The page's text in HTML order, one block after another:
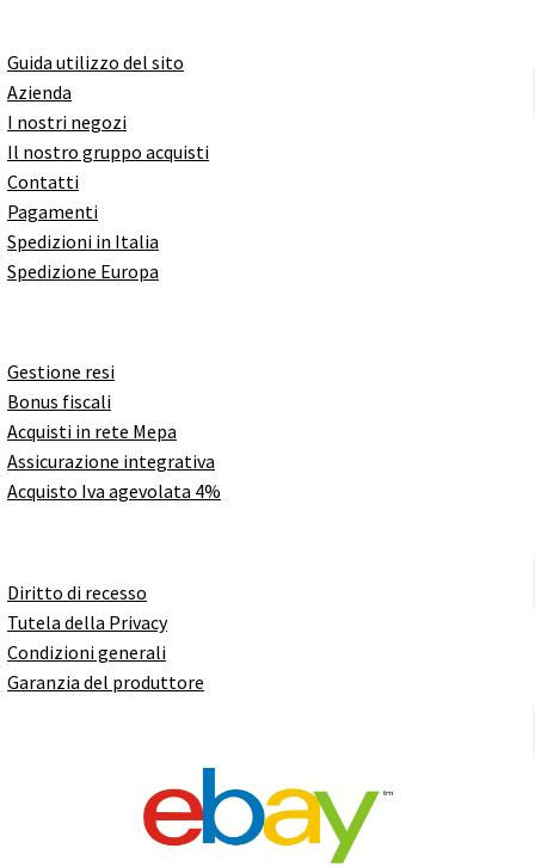
Guida utilizzo del sito
Azienda
I nostri negozi
Il nostro gruppo acquisti
Contatti
Pagamenti
Spedizioni in Italia
Spedizione Europa
Gestione resi
Bonus fiscali
Acquisti in rete Mepa
Assicurazione integrativa
Acquisto Iva agevolata 4%
Diritto di recesso
Tutela della Privacy
Condizioni generali
Garanzia del produttore